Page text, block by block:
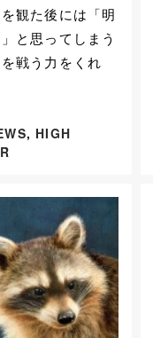
観た後には「明
と思ってしまう
戦う力をくれ
, HIGH